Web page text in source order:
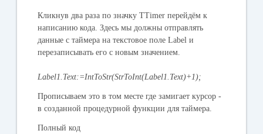
Кликнув два раза по значку TTimer перейдём к
написанию кода. Здесь мы должны отправлять
данные с таймера на текстовое поле Label и
перезаписывать его с новым значением.
Label1.Text:=IntToStr(StrToInt(Label1.Text)+1);
Прописываем это в том месте где замигает курсор -
в созданной процедурной функции для таймера.
Полный код